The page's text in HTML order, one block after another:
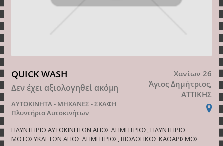
QUICK WASH
Δεν έχει αξιολογηθεί ακόμη
ΑΥΤΟΚΙΝΗΤΑ - ΜΗΧΑΝΕΣ - ΣΚΑΦΗ
Πλυντήρια Αυτοκινήτων
Χανίων 26
Άγιος Δημήτριος,
ΑΤΤΙΚΗΣ
ΠΛΥΝΤΗΡΙΟ ΑΥΤΟΚΙΝΗΤΩΝ ΑΓΙΟΣ ΔΗΜΗΤΡΙΟΣ, ΠΛΥΝΤΗΡΙΟ
ΜΟΤΟΣΥΚΛΕΤΩΝ ΑΓΙΟΣ ΔΗΜΗΤΡΙΟΣ, ΒΙΟΛΟΓΙΚΟΣ ΚΑΘΑΡΙΣΜΟΣ